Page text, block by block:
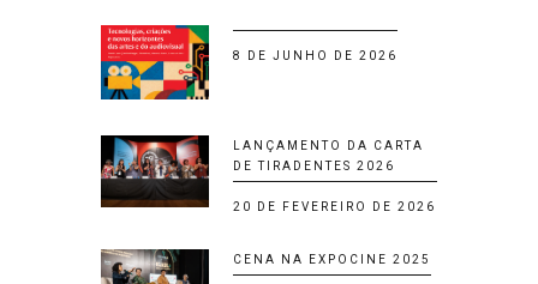
8 DE JUNHO DE 2026
LANÇAMENTO DA CARTA
DE TIRADENTES 2026
20 DE FEVEREIRO DE 2026
CENA NA EXPOCINE 2025